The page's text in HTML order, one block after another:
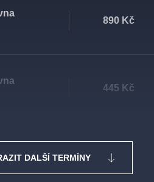
890 Kč
445 Kč
DALŠÍ TERMÍNY